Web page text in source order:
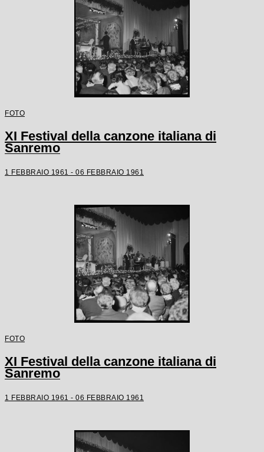
FOTO
XI Festival della canzone italiana di
Sanremo
1 FEBBRAIO 1961 - 06 FEBBRAIO 1961
FOTO
XI Festival della canzone italiana di
Sanremo
1 FEBBRAIO 1961 - 06 FEBBRAIO 1961